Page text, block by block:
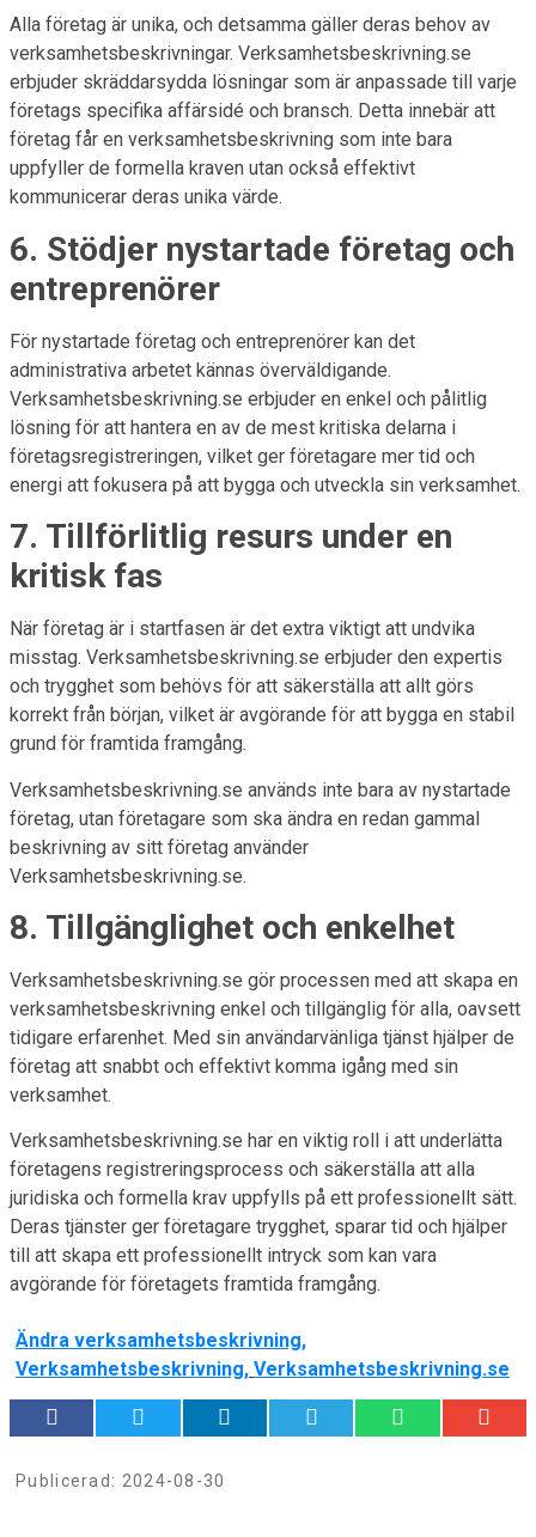
Alla företag är unika, och detsamma gäller deras behov av
verksamhetsbeskrivningar. Verksamhetsbeskrivning.se
erbjuder skräddarsydda lösningar som är anpassade till varje
företags specifika affärsidé och bransch. Detta innebär att
företag får en verksamhetsbeskrivning som inte bara
uppfyller de formella kraven utan också effektivt
kommunicerar deras unika värde.
6. Stödjer nystartade företag och
entreprenörer
För nystartade företag och entreprenörer kan det
administrativa arbetet kännas överväldigande.
Verksamhetsbeskrivning.se erbjuder en enkel och pålitlig
lösning för att hantera en av de mest kritiska delarna i
företagsregistreringen, vilket ger företagare mer tid och
energi att fokusera på att bygga och utveckla sin verksamhet.
7. Tillförlitlig resurs under en
kritisk fas
När företag är i startfasen är det extra viktigt att undvika
misstag. Verksamhetsbeskrivning.se erbjuder den expertis
och trygghet som behövs för att säkerställa att allt görs
korrekt från början, vilket är avgörande för att bygga en stabil
grund för framtida framgång.
Verksamhetsbeskrivning.se används inte bara av nystartade
företag, utan företagare som ska ändra en redan gammal
beskrivning av sitt företag använder
Verksamhetsbeskrivning.se.
8. Tillgänglighet och enkelhet
Verksamhetsbeskrivning.se gör processen med att skapa en
verksamhetsbeskrivning enkel och tillgänglig för alla, oavsett
tidigare erfarenhet. Med sin användarvänliga tjänst hjälper de
företag att snabbt och effektivt komma igång med sin
verksamhet.
Verksamhetsbeskrivning.se har en viktig roll i att underlätta
företagens registreringsprocess och säkerställa att alla
juridiska och formella krav uppfylls på ett professionellt sätt.
Deras tjänster ger företagare trygghet, sparar tid och hjälper
till att skapa ett professionellt intryck som kan vara
avgörande för företagets framtida framgång.
Ändra verksamhetsbeskrivning,
Verksamhetsbeskrivning, Verksamhetsbeskrivning.se
Publicerad: 2024-08-30